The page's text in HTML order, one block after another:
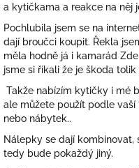
a kytičkama a reakce na něj
Pochlubila jsem se na
dají broučci koupit. Řekla
měla hodně já i kamarád
jsme si říkali že je škoda
Takže nabízím kytičky i mé
ale můžete použít podle
nebo nábytek..
Nálepky se dají
tedy bude pokaždý jiný.